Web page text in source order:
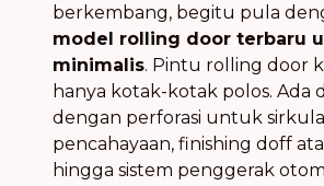
berkembang, begitu pula
model rolling door terbaru
minimalis. Pintu rolling door
hanya kotak-kotak polos. Ada
dengan perforasi untuk
pencahayaan, finishing doff
hingga sistem penggerak